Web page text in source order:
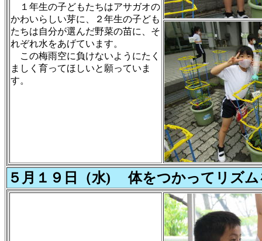
１年生の子どもたちはアサガオの
かわいらしい芽に、２年生の子ども
たちは自分が選んだ野菜の苗に、そ
れぞれ水をあげています。
この梅雨空に負けないようにたく
ましく育ってほしいと願っていま
す。
５月１９日（水) 体をつかってリズム